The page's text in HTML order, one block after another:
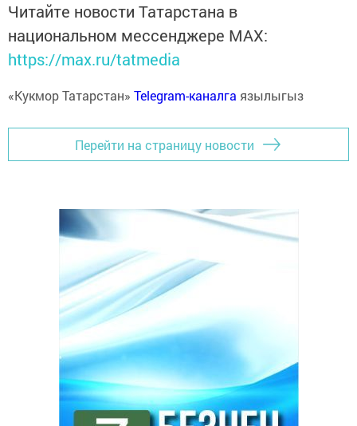
Читайте новости Татарстана в
национальном мессенджере MАХ:
https://max.ru/tatmedia
«Кукмор Татарстан» Telegram-каналга язылыгыз
Перейти на страницу новости